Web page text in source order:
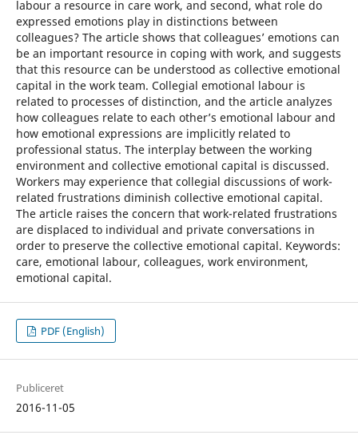
labour a resource in care work, and second, what role do
expressed emotions play in distinctions between
colleagues? The article shows that colleagues’ emotions can
be an important resource in coping with work, and suggests
that this resource can be understood as collective emotional
capital in the work team. Collegial emotional labour is
related to processes of distinction, and the article analyzes
how colleagues relate to each other’s emotional labour and
how emotional expressions are implicitly related to
professional status. The interplay between the working
environment and collective emotional capital is discussed.
Workers may experience that collegial discussions of work-
related frustrations diminish collective emotional capital.
The article raises the concern that work-related frustrations
are displaced to individual and private conversations in
order to preserve the collective emotional capital. Keywords:
care, emotional labour, colleagues, work environment,
emotional capital.
PDF (English)
Publiceret
2016-11-05